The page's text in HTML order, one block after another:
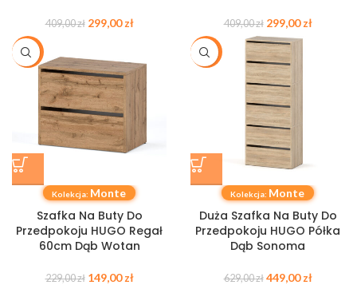
409,00zł 299,00zł 409,00zł 299,00zł
-35%
Kolekcja: Monte
Szafka Na Buty Do
Przedpokoju HUGO Regał
60cm Dąb Wotan
229,00zł 149,00zł
-29%
Kolekcja: Monte
Duża Szafka Na Buty Do
Przedpokoju HUGO Półka
Dąb Sonoma
629,00zł 449,00zł